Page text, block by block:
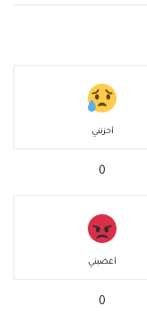
أحزنني
0
أغضبني
0